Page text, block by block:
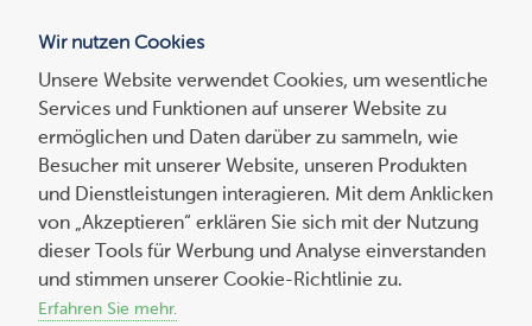
Suchen
nach:
Vektordatenbanken vs. herkömmliche
Datenbanken: Was sind die Unterschiede?
Wir nutzen Cookies
Unsere Website verwendet Cookies, um wesentliche
Services und Funktionen auf unserer Website zu
ermöglichen und Daten darüber zu sammeln, wie
Besucher mit unserer Website, unseren Produkten
und Dienstleistungen interagieren. Mit dem Anklicken
von „Akzeptieren“ erklären Sie sich mit der Nutzung
dieser Tools für Werbung und Analyse einverstanden
und stimmen unserer Cookie-Richtlinie zu.
Erfahren Sie mehr.